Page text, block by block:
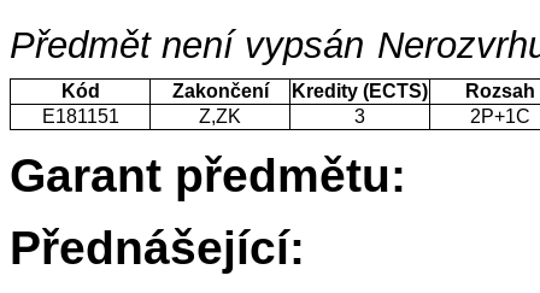
Předmět není vypsán
Kód Zakončení Kredity (ECTS)
Rozsah
E181151
Z,ZK 3 2P+1C
Garant předmětu:
Přednášející: